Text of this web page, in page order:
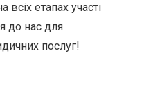
етапах участі
до нас для
послуг!